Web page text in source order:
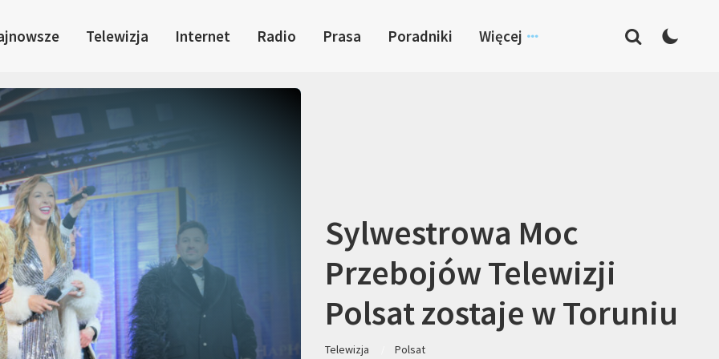
Telewizja Internet Radio Prasa Poradniki Więcej
Sylwestrowa Moc
Przebojów Telewizji
Polsat zostaje w Toruniu
Telewizja Polsat